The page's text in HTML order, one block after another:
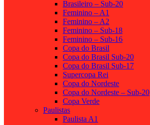
Brasileiro – Sub-20
Feminino – A1
Feminino – A2
Feminino – Sub-18
Feminino – Sub-16
Copa do Brasil
Copa do Brasil Sub-20
Copa do Brasil Sub-17
Supercopa Rei
Copa do Nordeste
Copa do Nordeste – Sub-20
Copa Verde
Paulistas
Paulista A1